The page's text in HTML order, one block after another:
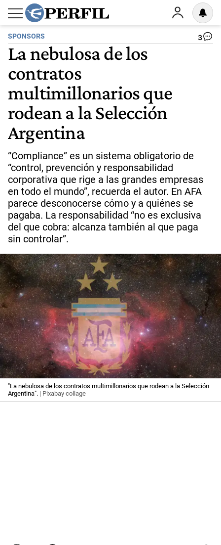
SPONSORS 3
La nebulosa de los
contratos
multimillonarios que
rodean a la Selección
Argentina
“Compliance” es un sistema obligatorio de
“control, prevención y responsabilidad
corporativa que rige a las grandes empresas
en todo el mundo”, recuerda el autor. En AFA
parece desconocerse cómo y a quiénes se
pagaba. La responsabilidad “no es exclusiva
del que cobra: alcanza también al que paga
sin controlar”.
"La nebulosa de los contratos multimillonarios que rodean a la Selección
Argentina". | Pixabay collage